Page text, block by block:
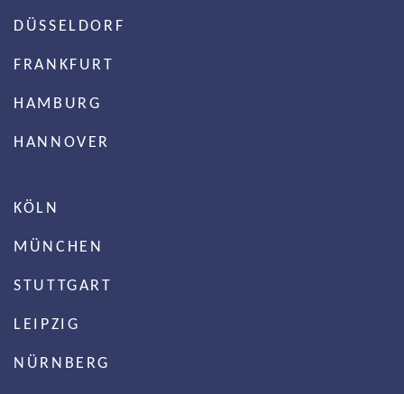
DÜSSELDORF
FRANKFURT
HAMBURG
HANNOVER
KÖLN
MÜNCHEN
STUTTGART
LEIPZIG
NÜRNBERG